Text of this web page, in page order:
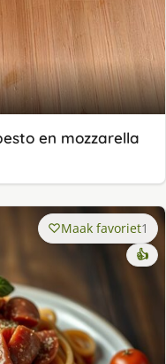
en mozzarella
Maak favoriet1
👍